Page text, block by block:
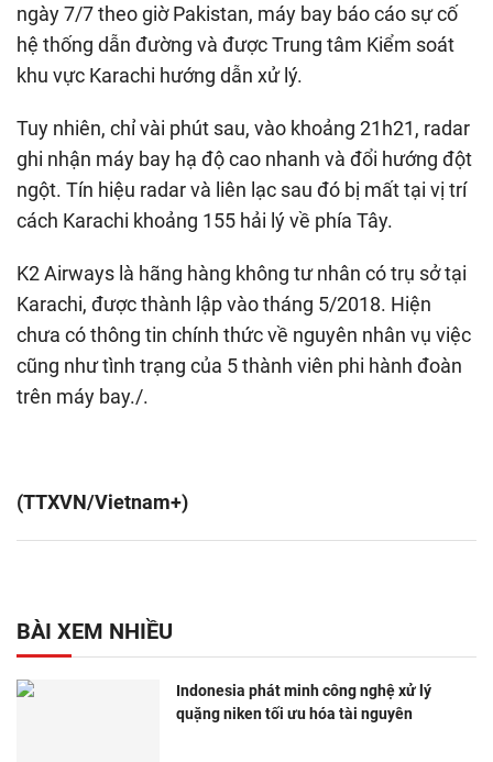
ngày 7/7 theo giờ Pakistan, máy bay báo cáo sự cố
hệ thống dẫn đường và được Trung tâm Kiểm soát
khu vực Karachi hướng dẫn xử lý.
Tuy nhiên, chỉ vài phút sau, vào khoảng 21h21, radar
ghi nhận máy bay hạ độ cao nhanh và đổi hướng đột
ngột. Tín hiệu radar và liên lạc sau đó bị mất tại vị trí
cách Karachi khoảng 155 hải lý về phía Tây.
K2 Airways là hãng hàng không tư nhân có trụ sở tại
Karachi, được thành lập vào tháng 5/2018. Hiện
chưa có thông tin chính thức về nguyên nhân vụ việc
cũng như tình trạng của 5 thành viên phi hành đoàn
trên máy bay./.
(TTXVN/Vietnam+)
BÀI XEM NHIỀU
Indonesia phát minh công nghệ xử lý
quặng niken tối ưu hóa tài nguyên